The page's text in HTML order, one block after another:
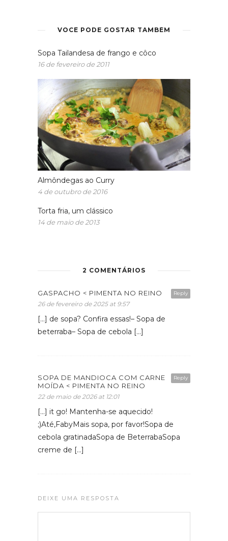
VOCÊ PODE GOSTAR TAMBÉM
Sopa Tailandesa de frango e côco
16 de fevereiro de 2011
Almôndegas ao Curry
4 de outubro de 2016
Torta fria, um clássico
14 de maio de 2013
2 COMENTÁRIOS
Reply
GASPACHO < PIMENTA NO REINO
26 de fevereiro de 2025 at 9:57
[…] de sopa? Confira essas!– Sopa de
beterraba– Sopa de cebola […]
Reply
SOPA DE MANDIOCA COM CARNE
MOÍDA < PIMENTA NO REINO
22 de maio de 2026 at 12:01
[…] it go! Mantenha-se aquecido!
;)Até,FabyMais sopa, por favor!Sopa de
cebola gratinadaSopa de BeterrabaSopa
creme de […]
DEIXE UMA RESPOSTA